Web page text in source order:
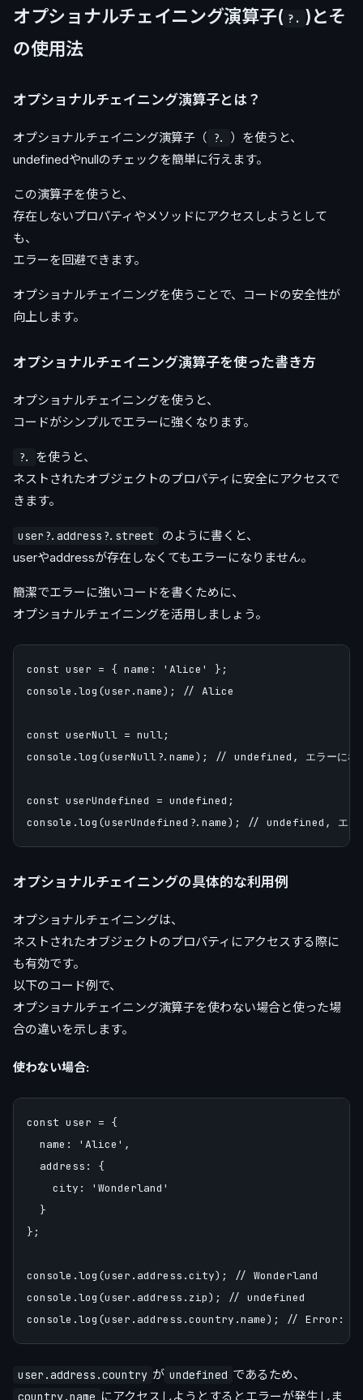
オプショナルチェイニング演算子( ?. )とそ
の使用法
オプショナルチェイニング演算子とは？
オプショナルチェイニング演算子（ ?.
）を使うと、
undefinedやnullのチェックを簡単に行えます。
この演算子を使うと、
存在しないプロパティやメソッドにアクセスしようとして
も、
エラーを回避できます。
オプショナルチェイニングを使うことで、コードの安全性が
向上します。
オプショナルチェイニング演算子を使った書き方
オプショナルチェイニングを使うと、
コードがシンプルでエラーに強くなります。
?.
を使うと、
ネストされたオブジェクトのプロパティに安全にアクセスで
きます。
user?.address?.street
のように書くと、
userやaddressが存在しなくてもエラーになりません。
簡潔でエラーに強いコードを書くために、
オプショナルチェイニングを活用しましょう。
const user = { name: 'Alice' };
console.log(user.name); // Alice
const userNull = null;
console.log(userNull?.name); // undefined, エラーにな
const userUndefined = undefined;
オプショナルチェイニングの具体的な利用例
オプショナルチェイニングは、
ネストされたオブジェクトのプロパティにアクセスする際に
も有効です。
以下のコード例で、
オプショナルチェイニング演算子を使わない場合と使った場
合の違いを示します。
使わない場合:
const user = {
  name: 'Alice',
  address: {
    city: 'Wonderland'
  }
};
console.log(user.address.city); // Wonderland
console.log(user.address.zip); // undefined
user.address.country が undefined であるため、
country.name にアクセスしようとするとエラーが発生しま